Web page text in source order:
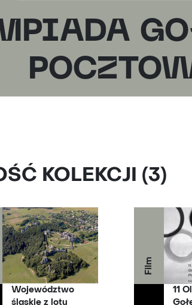
KOLEKCJI (3)
Województwo
śląskie z lotu
Film
11